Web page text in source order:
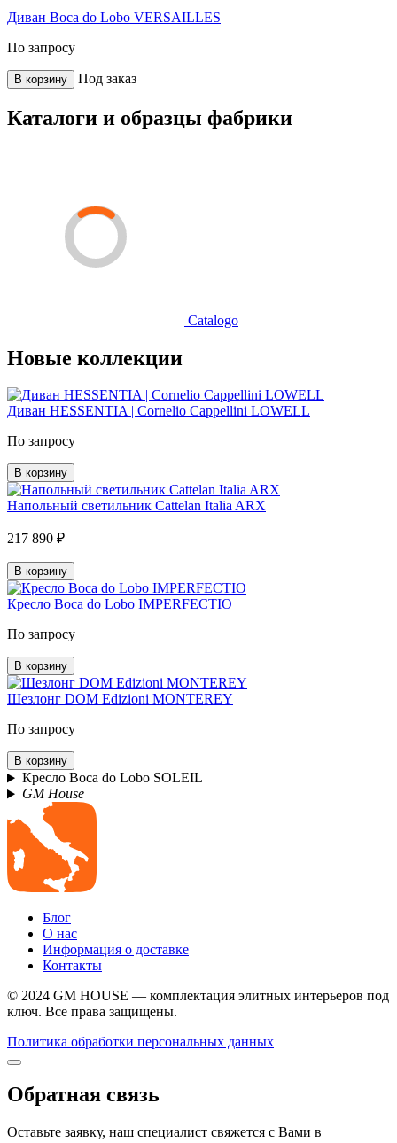
Диван Boca do Lobo VERSAILLES
По запросу
В корзину Под заказ
Каталоги и образцы фабрики
Catalogo
Новые коллекции
Диван HESSENTIA | Cornelio Cappellini LOWELL
По запросу
В корзину
Напольный светильник Cattelan Italia ARX
217 890 ₽
В корзину
Кресло Boca do Lobo IMPERFECTIO
По запросу
В корзину
Шезлонг DOM Edizioni MONTEREY
По запросу
В корзину
Кресло Boca do Lobo SOLEIL
GM House
Блог
О нас
Информация о доставке
Контакты
© 2024 GM HOUSE — комплектация элитных интерьеров под
ключ. Все права защищены.
Политика обработки персональных данных
Обратная связь
Оставьте заявку, наш специалист свяжется с Вами в